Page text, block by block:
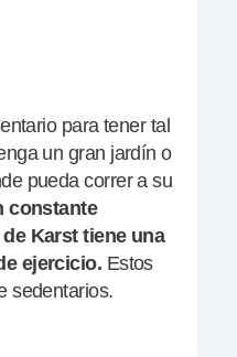
para tener tal
un gran jardín o
pueda correr a su
constante
Karst tiene una
ejercicio. Estos
sedentarios.